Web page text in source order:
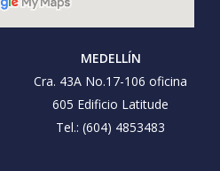
MEDELLÍN
Cra. 43A No.17-106 oficina
605 Edificio Latitude
Tel.: (604) 4853483